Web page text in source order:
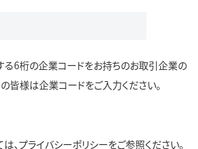
6桁の企業コードをお持ちのお取引企業の
皆様は企業コードをご入力ください。
、プライバシーポリシーをご参照ください。